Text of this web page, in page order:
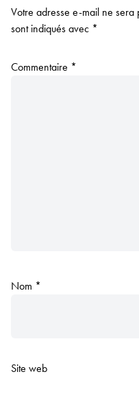
Votre adresse e-mail ne sera
sont indiqués avec *
Commentaire *
Nom *
Site web